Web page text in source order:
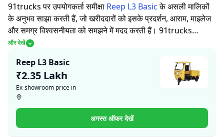
91trucks पर उपयोगकर्ता समीक्षा Reep L3 Basic के असली मालिकों
के अनुभव साझा करती हैं, जो खरीददारों को इसके प्रदर्शन, आराम, माइलेज
और समग्र विश्वसनीयता को समझने में मदद करती हैं। 91trucks
खरीददारों और मालिकों को सूचित निर्णय लेने में सहायता करने के लिए
और कमजोरियों पर आधारित मूल्यांकन के साथ-साथ, इस प्लेटफ़ॉर्म पर एक
विशेष सेक्शन है जहाँ असली मालिक Reep L3 Basic के साथ अपने
अनुभव साझा करते हैं। ये सीधे अनुभव प्रदर्शन, आराम, माइलेज और
विश्वसनीयता के बारे में व्यावहारिक जानकारी देते हैं, जिससे भविष्य के
खरीदार यह तय कर सकते हैं कि क्याReep L3 Basic
उनकी जरूरतों के
लिए सही है।
और देखें
Reep L3 Basic
₹2.35 Lakh
Ex-showroom price in
अगस्त ऑफर देखें